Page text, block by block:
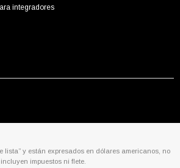
integradores
lista” y están expresados en dólares americanos, no
incluyen impuestos ni flete.